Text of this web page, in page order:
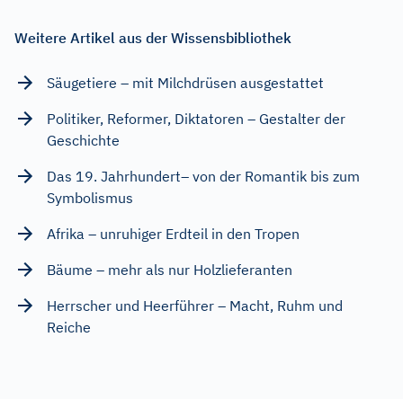
Weitere Artikel aus der Wissensbibliothek
Säugetiere – mit Milchdrüsen ausgestattet
Politiker, Reformer, Diktatoren – Gestalter der
Geschichte
Das 19. Jahrhundert– von der Romantik bis zum
Symbolismus
Afrika – unruhiger Erdteil in den Tropen
Bäume – mehr als nur Holzlieferanten
Herrscher und Heerführer – Macht, Ruhm und
Reiche